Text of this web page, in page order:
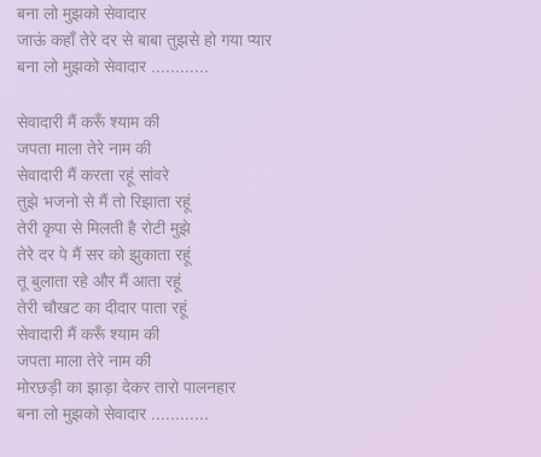
बना लो मुझको सेवादार
जाऊं कहाँ तेरे दर से बाबा तुझसे हो गया प्यार
बना लो मुझको सेवादार ............
सेवादारी मैं करूँ श्याम की
जपता माला तेरे नाम की
सेवादारी मैं करता रहूं सांवरे
तुझे भजनो से मैं तो रिझाता रहूं
तेरी कृपा से मिलती है रोटी मुझे
तेरे दर पे मैं सर को झुकाता रहूं
तू बुलाता रहे और मैं आता रहूं
तेरी चौखट का दीदार पाता रहूं
सेवादारी मैं करूँ श्याम की
जपता माला तेरे नाम की
मोरछड़ी का झाड़ा देकर तारो पालनहार
बना लो मुझको सेवादार ............